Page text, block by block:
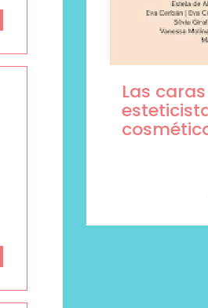
Las